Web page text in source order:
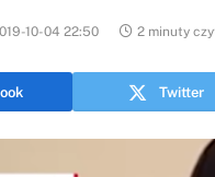
10-04 22:50 2 minuty
Twitter